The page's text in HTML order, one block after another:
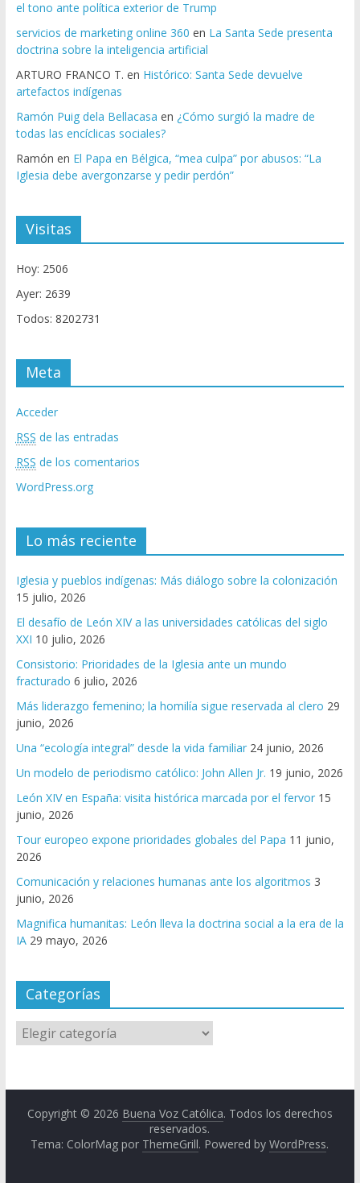
el tono ante política exterior de Trump
servicios de marketing online 360 en La Santa Sede presenta
doctrina sobre la inteligencia artificial
ARTURO FRANCO T. en Histórico: Santa Sede devuelve
artefactos indígenas
Ramón Puig dela Bellacasa en ¿Cómo surgió la madre de
todas las encíclicas sociales?
Ramón en El Papa en Bélgica, “mea culpa” por abusos: “La
Iglesia debe avergonzarse y pedir perdón”
Visitas
Hoy: 2506
Ayer: 2639
Todos: 8202731
Meta
Acceder
RSS de las entradas
RSS de los comentarios
WordPress.org
Lo más reciente
Iglesia y pueblos indígenas: Más diálogo sobre la colonización
15 julio, 2026
El desafío de León XIV a las universidades católicas del siglo
XXI 10 julio, 2026
Consistorio: Prioridades de la Iglesia ante un mundo
fracturado 6 julio, 2026
Más liderazgo femenino; la homilía sigue reservada al clero 29
junio, 2026
Una “ecología integral” desde la vida familiar 24 junio, 2026
Un modelo de periodismo católico: John Allen Jr. 19 junio, 2026
León XIV en España: visita histórica marcada por el fervor 15
junio, 2026
Tour europeo expone prioridades globales del Papa 11 junio,
2026
Comunicación y relaciones humanas ante los algoritmos 3
junio, 2026
Magnifica humanitas: León lleva la doctrina social a la era de la
IA 29 mayo, 2026
Categorías
Copyright © 2026 Buena Voz Católica. Todos los derechos
reservados.
Tema: ColorMag por ThemeGrill. Powered byWordPress.